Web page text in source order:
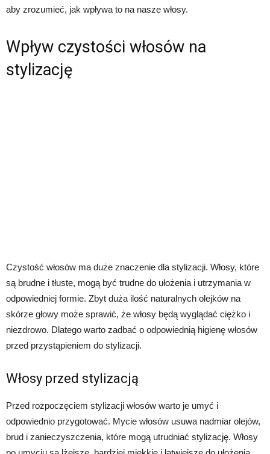
aby zrozumieć, jak wpływa to na nasze włosy.
Wpływ czystości włosów na
stylizację
Czystość włosów ma duże znaczenie dla stylizacji. Włosy, które
są brudne i tłuste, mogą być trudne do ułożenia i utrzymania w
odpowiedniej formie. Zbyt duża ilość naturalnych olejków na
skórze głowy może sprawić, że włosy będą wyglądać ciężko i
niezdrowo. Dlatego warto zadbać o odpowiednią higienę włosów
przed przystąpieniem do stylizacji.
Włosy przed stylizacją
Przed rozpoczęciem stylizacji włosów warto je umyć i
odpowiednio przygotować. Mycie włosów usuwa nadmiar olejów,
brud i zanieczyszczenia, które mogą utrudniać stylizację. Włosy